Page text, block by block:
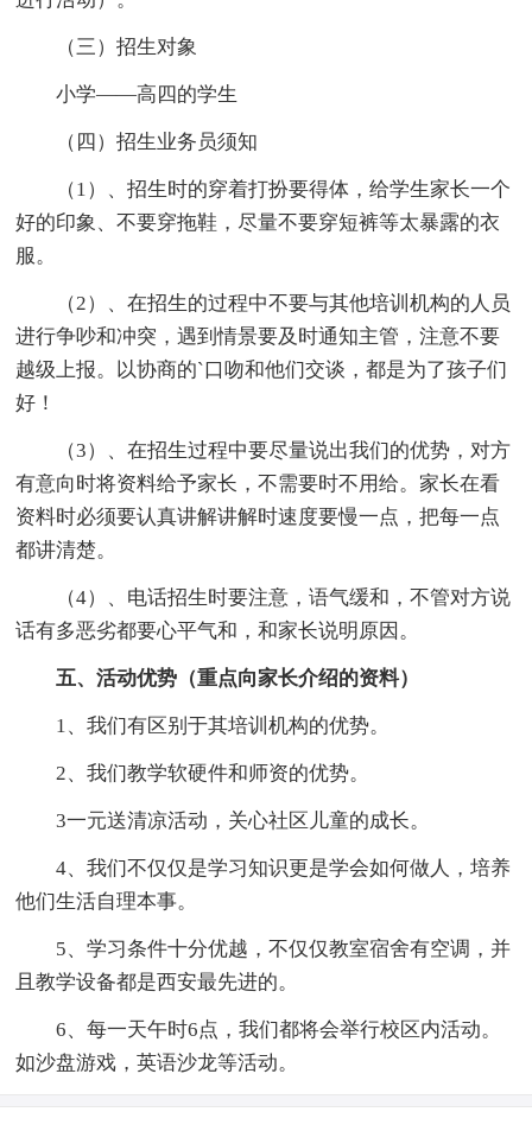
（三）招生对象
小学——高四的学生
（四）招生业务员须知
（1）、招生时的穿着打扮要得体，给学生家长一个
好的印象、不要穿拖鞋，尽量不要穿短裤等太暴露的衣
服。
（2）、在招生的过程中不要与其他培训机构的人员
进行争吵和冲突，遇到情景要及时通知主管，注意不要
越级上报。以协商的`口吻和他们交谈，都是为了孩子们
好！
（3）、在招生过程中要尽量说出我们的优势，对方
有意向时将资料给予家长，不需要时不用给。家长在看
资料时必须要认真讲解讲解时速度要慢一点，把每一点
都讲清楚。
（4）、电话招生时要注意，语气缓和，不管对方说
话有多恶劣都要心平气和，和家长说明原因。
五、活动优势（重点向家长介绍的资料）
1、我们有区别于其培训机构的优势。
2、我们教学软硬件和师资的优势。
3一元送清凉活动，关心社区儿童的成长。
4、我们不仅仅是学习知识更是学会如何做人，培养
他们生活自理本事。
5、学习条件十分优越，不仅仅教室宿舍有空调，并
且教学设备都是西安最先进的。
6、每一天午时6点，我们都将会举行校区内活动。
如沙盘游戏，英语沙龙等活动。